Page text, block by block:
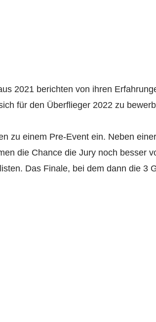
2021 berichten von ihren
für den Überflieger 2022 zu
zu einem Pre-Event ein. Neben
die Chance die Jury noch besser
Das Finale, bei dem dann die 3